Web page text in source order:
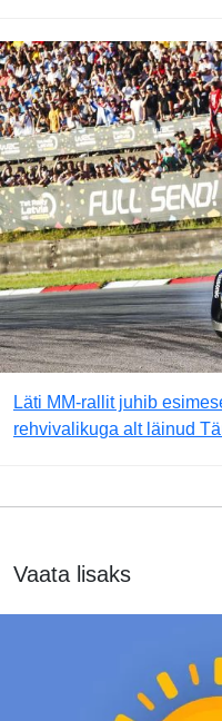
Läti MM-rallit juhib
rehvivalikuga alt läinud
Vaata lisaks